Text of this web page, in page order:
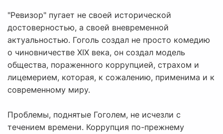
"Ревизор" пугает не своей исторической
достоверностью, а своей вневременной
актуальностью. Гоголь создал не просто комедию
о чиновничестве XIX века, он создал модель
общества, пораженного коррупцией, страхом и
лицемерием, которая, к сожалению, применима и к
современному миру.
Проблемы, поднятые Гоголем, не исчезли с
течением времени. Коррупция по-прежнему